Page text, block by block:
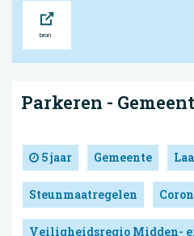
Parkeren -
5 jaar Gemeente
Steunmaatregelen
Veiligheidsregio Midden-